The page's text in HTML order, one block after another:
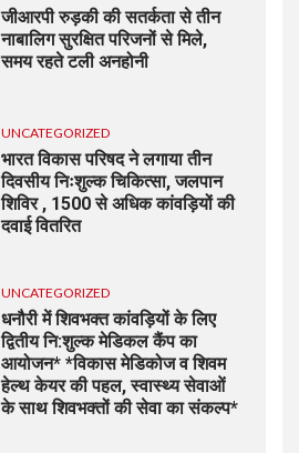
जीआरपी रुड़की की सतर्कता से तीन
नाबालिग सुरक्षित परिजनों से मिले,
समय रहते टली अनहोनी
UNCATEGORIZED
भारत विकास परिषद ने लगाया तीन
दिवसीय निःशुल्क चिकित्सा, जलपान
शिविर , 1500 से अधिक कांवड़ियों की
दवाई वितरित
UNCATEGORIZED
धनौरी में शिवभक्त कांवड़ियों के लिए
द्वितीय नि:शुल्क मेडिकल कैंप का
आयोजन* *विकास मेडिकोज व शिवम
हेल्थ केयर की पहल, स्वास्थ्य सेवाओं
के साथ शिवभक्तों की सेवा का संकल्प*